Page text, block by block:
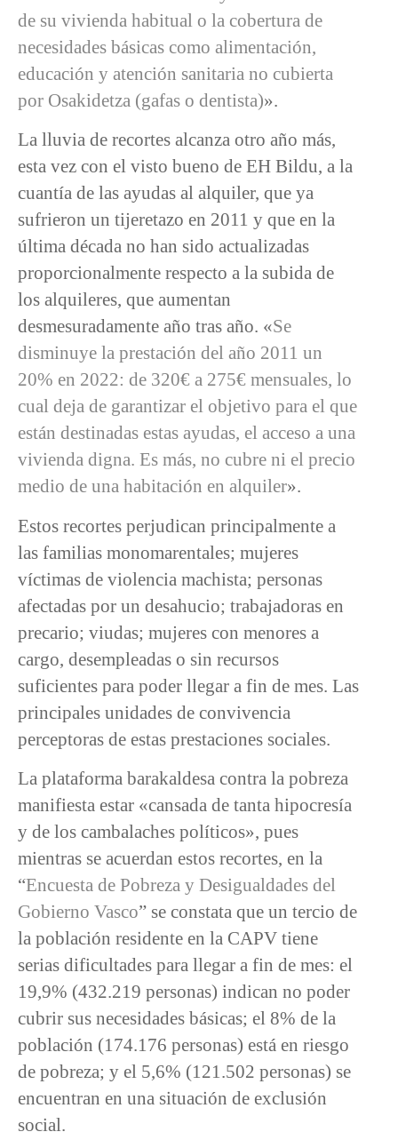
de su vivienda habitual o la cobertura de
necesidades básicas como alimentación,
educación y atención sanitaria no cubierta
por Osakidetza (gafas o dentista)».
La lluvia de recortes alcanza otro año más,
esta vez con el visto bueno de EH Bildu, a la
cuantía de las ayudas al alquiler, que ya
sufrieron un tijeretazo en 2011 y que en la
última década no han sido actualizadas
proporcionalmente respecto a la subida de
los alquileres, que aumentan
desmesuradamente año tras año. «Se
disminuye la prestación del año 2011 un
20% en 2022: de 320€ a 275€ mensuales, lo
cual deja de garantizar el objetivo para el que
están destinadas estas ayudas, el acceso a una
vivienda digna. Es más, no cubre ni el precio
medio de una habitación en alquiler».
Estos recortes perjudican principalmente a
las familias monomarentales; mujeres
víctimas de violencia machista; personas
afectadas por un desahucio; trabajadoras en
precario; viudas; mujeres con menores a
cargo, desempleadas o sin recursos
suficientes para poder llegar a fin de mes. Las
principales unidades de convivencia
perceptoras de estas prestaciones sociales.
La plataforma barakaldesa contra la pobreza
manifiesta estar «cansada de tanta hipocresía
y de los cambalaches políticos», pues
mientras se acuerdan estos recortes, en la
“Encuesta de Pobreza y Desigualdades del
Gobierno Vasco” se constata que un tercio de
la población residente en la CAPV tiene
serias dificultades para llegar a fin de mes: el
19,9% (432.219 personas) indican no poder
cubrir sus necesidades básicas; el 8% de la
población (174.176 personas) está en riesgo
de pobreza; y el 5,6% (121.502 personas) se
encuentran en una situación de exclusión
social.